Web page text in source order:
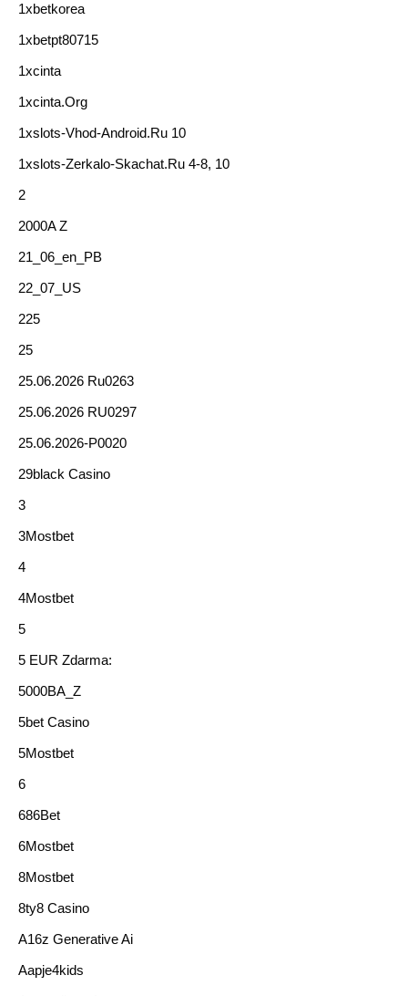
1xbetkorea
1xbetpt80715
1xcinta
1xcinta.org
1xslots-Vhod-Android.ru 10
1xslots-Zerkalo-Skachat.ru 4-8, 10
2
2000A Z
21_06_en_PB
22_07_US
225
25
25.06.2026 Ru0263
25.06.2026 RU0297
25.06.2026-P0020
29black Casino
3
3Mostbet
4
4Mostbet
5
5 EUR Zdarma:
5000BA_Z
5bet Casino
5Mostbet
6
686Bet
6Mostbet
8Mostbet
8ty8 Casino
A16z Generative Ai
Aapje4kids